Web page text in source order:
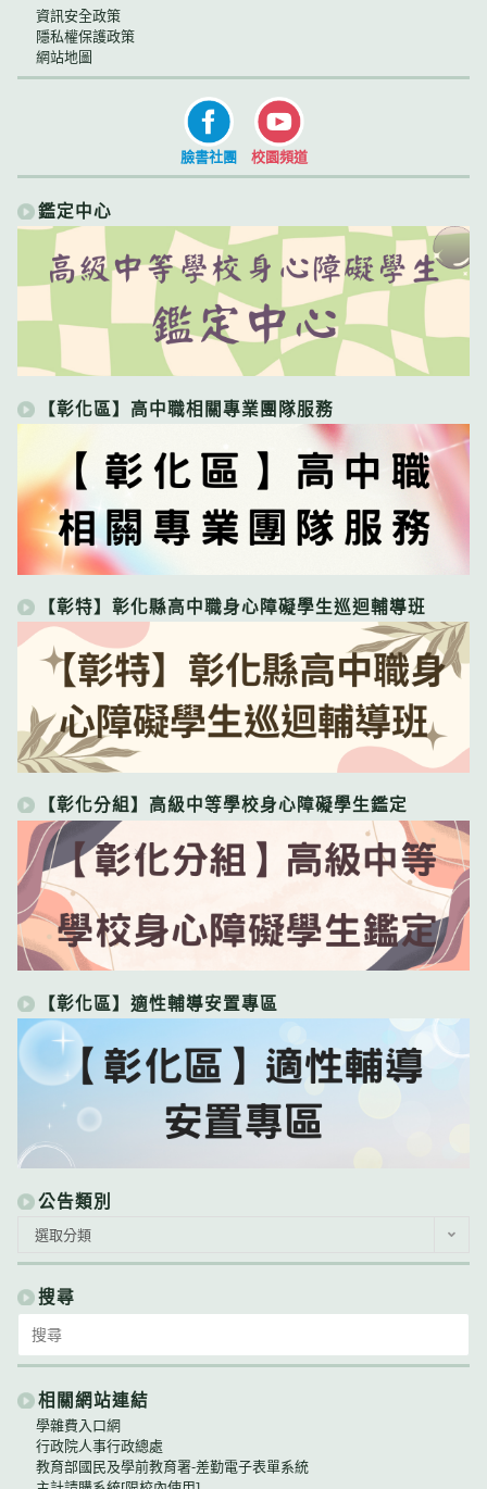
資訊安全政策
隱私權保護政策
網站地圖
臉書社團 校園頻道
鑑定中心
【彰化區】高中職相關專業團隊服務
【彰特】彰化縣高中職身心障礙學生巡迴輔導班
【彰化分組】高級中等學校身心障礙學生鑑定
【彰化區】適性輔導安置專區
公告類別
類
別
選取分類
搜尋
for:
相關網站連結
學雜費入口網
行政院人事行政總處
教育部國民及學前教育署-差勤電子表單系統